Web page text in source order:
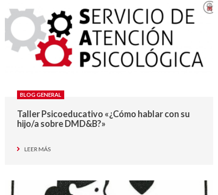
BLOG GENERAL
Taller Psicoeducativo «¿Cómo hablar con su
hijo/a sobre DMD&B?»
LEER MÁS